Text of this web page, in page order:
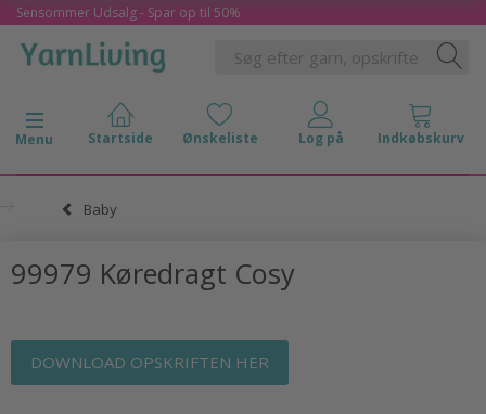
Sensommer Udsalg - Spar op til 50%
Skifte navigation
Menu
Baby
99979 Køredragt Cosy
DOWNLOAD OPSKRIFTEN HER